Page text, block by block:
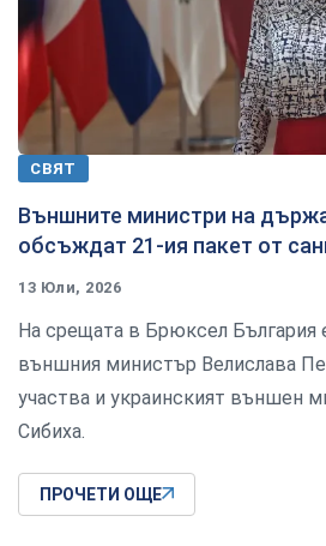
СВЯТ
Външните министри на
обсъждат 21-ия пакет от
13 Юли, 2026
На срещата в Брюксел България
външния министър Велислава
участва и украинският външен
Сибиха.
ПРОЧЕТИ ОЩЕ